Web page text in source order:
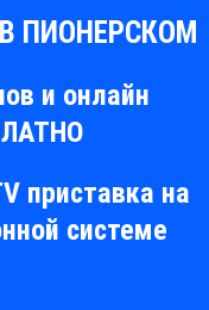
ПИОНЕРСКОМ
и онлайн
приставка на
системе